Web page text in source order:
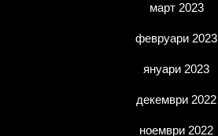
март 2023
февруари 2023
януари 2023
декември 2022
ноември 2022